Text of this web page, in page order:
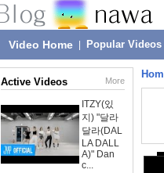
Video Home Popular Videos
Active Videos More
ITZY(있
지) "달라
달라(DAL
LA DALL
A)" Dan
c...